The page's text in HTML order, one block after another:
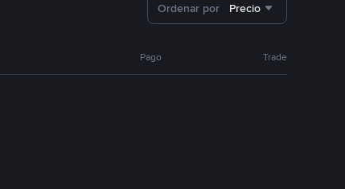
Ordenar por Precio
Pago Trade